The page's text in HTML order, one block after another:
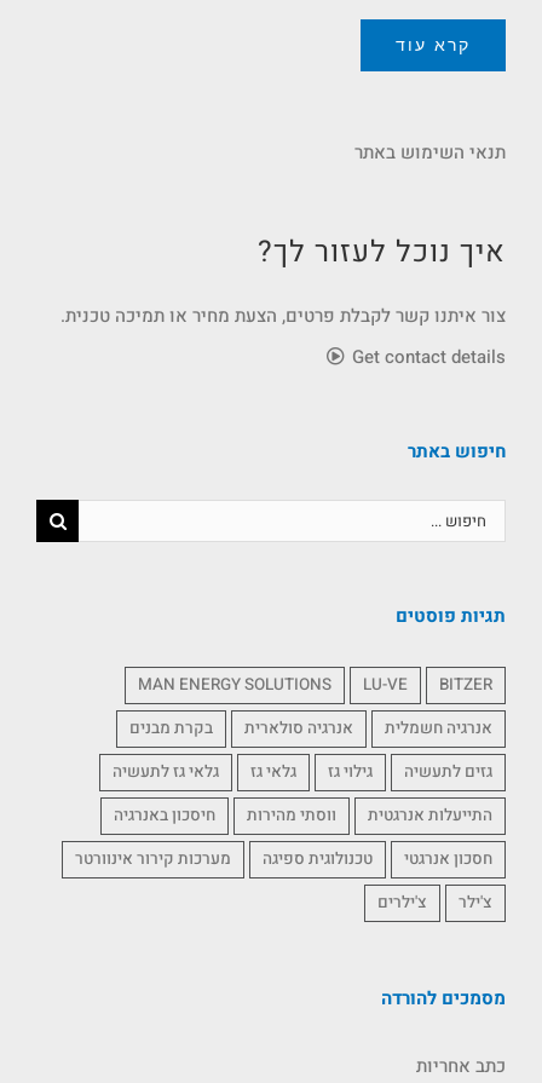
קרא עוד
תנאי השימוש באתר
איך נוכל לעזור לך?
צור איתנו קשר לקבלת פרטים, הצעת מחיר או תמיכה טכנית.
Get contact details
חיפוש באתר
תגיות פוסטים
BITZER
LU-VE
MAN ENERGY SOLUTIONS
אנרגיה חשמלית
אנרגיה סולארית
בקרת מבנים
גזים לתעשיה
גילוי גז גלאי גז
גלאי גז לתעשיה
התייעלות אנרגטית
ווסתי מהירות
חיסכון באנרגיה
חסכון אנרגטי
טכנולוגית ספיגה
מערכות קירור אינוורטר
צ'ילר
צ'ילרים
מסמכים להורדה
כתב אחריות